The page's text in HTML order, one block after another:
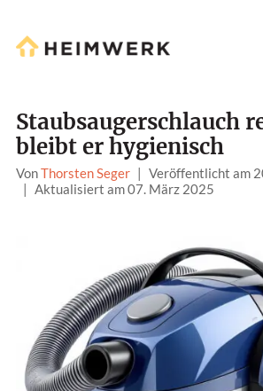
Staubsaugerschlauch
bleibt er hygienisch
VonThorsten Seger | Veröffentlicht am
| Aktualisiert am 07. März 2025